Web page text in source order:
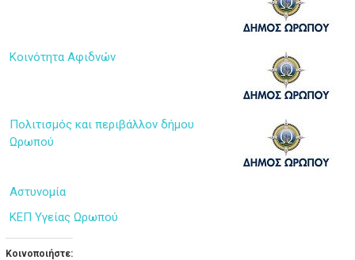
Κοινότητα Αφιδνών
Πολιτισμός και περιβάλλον δήμου
Ωρωπού
Αστυνομία
ΚΕΠ Υγείας Ωρωπού
Κοινοποιήστε: